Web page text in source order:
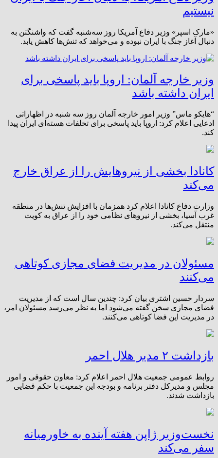
نیستیم
«مارک اسپر» وزیر دفاع آمریکا روز سه‌شنبه گفت که واشنگتن به
دنبال آغاز جنگ با ایران نبوده و می‌خواهد که تنش‌ها کاهش یابد.
وزیر خارجه آلمان: اروپا باید پاسخی برای
ایران داشته باشد
“هایکو ماس” وزیر امور خارجه آلمان روز سه‌ شنبه در اظهاراتی
ادعایی اعلام کرد: اروپا باید پاسخی برای تخلفات هسته‌ای ایران پیدا
کند.
کانادا بخشی از نیروهایش را از عراق خارج
می‌کند
وزارت دفاع کانادا اعلام کرد همزمان با افزایش تنش‌ها در منطقه
غرب آسیا، بخشی از نیروهای نظامی خود را از عراق به کویت
منتقل می‌کند.
مسئولان در مدیریت فضای مجازی کوتاهی
می‌کنند
سردار حسین اشتری بیان کرد: چندین سال است که از مدیریت
فضای مجازی سخن گفته می‌شود اما به نظر می‌رسد مسئولان امر،
در مدیریت این فضا کوتاهی می‌کنند.
بازداشت ۲ مدیر هلال احمر
روابط عمومی جمعیت هلال احمر اعلام کرد: معاون حقوقی و امور
مجلس و مدیرکل دفتر برنامه و بودجه این جمعیت با حکم قضایی
بازداشت شدند.
نخست‌وزیر ژاپن هفته آینده به خاورمیانه
سفر می‌کند